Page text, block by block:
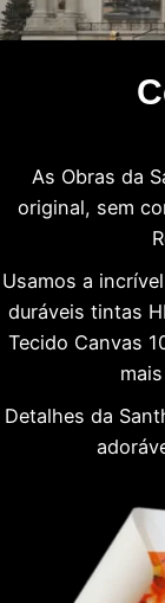
As Obras da
original, sem
Usamos a
duráveis tintas
Tecido Canvas
Detalhes da